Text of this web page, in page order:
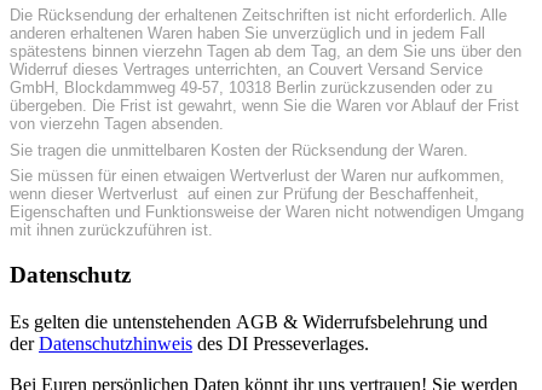
Die Rücksendung der erhaltenen Zeitschriften ist nicht erforderlich. Alle
anderen erhaltenen Waren haben Sie unverzüglich und in jedem Fall
spätestens binnen vierzehn Tagen ab dem Tag, an dem Sie uns über den
Widerruf dieses Vertrages unterrichten, an Couvert Versand Service
GmbH, Blockdammweg 49-57, 10318 Berlin zurückzusenden oder zu
übergeben. Die Frist ist gewahrt, wenn Sie die Waren vor Ablauf der Frist
von vierzehn Tagen absenden.
Sie tragen die unmittelbaren Kosten der Rücksendung der Waren.
Sie müssen für einen etwaigen Wertverlust der Waren nur aufkommen,
wenn dieser Wertverlust auf einen zur Prüfung der Beschaffenheit,
Eigenschaften und Funktionsweise der Waren nicht notwendigen Umgang
mit ihnen zurückzuführen ist.
Datenschutz
Es gelten die untenstehenden AGB & Widerrufsbelehrung und
derDatenschutzhinweis des DI Presseverlages.
Bei Euren persönlichen Daten könnt ihr uns vertrauen! Sie werden